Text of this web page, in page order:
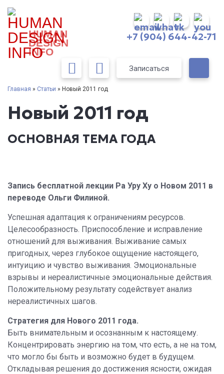
HUMAN
DESIGN
INFO
+7 (904) 644-42-71
Записаться
Главная » Статьи » Новый 2011 год
Новый 2011 год
ОСНОВНАЯ ТЕМА ГОДА
Запись бесплатной лекции Ра Уру Ху о Новом 2011 в
переводе Ольги Филиной.
Успешная адаптация к ограничениям ресурсов.
Целесообразность. Приспособление и исправление
отношений для выживания. Выживание самых
пригодных, через глубокое ощущение настоящего,
интуицию и чувство выживания. Эмоциональные
взрывы и нереалистичные эмоциональные действия.
Положительному результату содействует анализ
нереалистичных шагов.
Стратегия для Нового 2011 года.
Быть внимательным и осознанным к настоящему.
Концентрировать энергию на том, что есть, а не на том,
что могло бы быть и возможно будет в будущем.
Откладывая решения до достижения ясности, ожидая